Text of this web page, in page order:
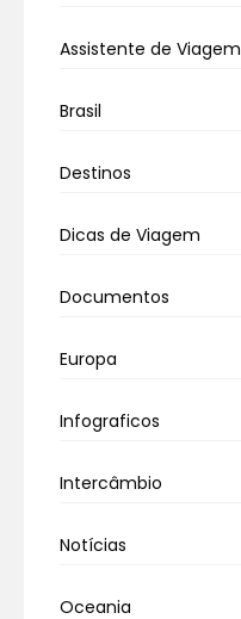
Assistente de Viagem
Brasil
Destinos
Dicas de Viagem
Documentos
Europa
Infograficos
Intercâmbio
Notícias
Oceania